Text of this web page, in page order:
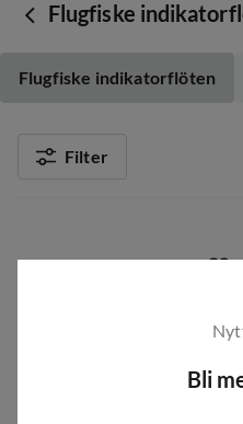
Flugfiske
Flugfiske indikatorflöten
Filter
Bli